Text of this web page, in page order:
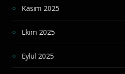
Kasım 2025
Ekim 2025
Eylül 2025